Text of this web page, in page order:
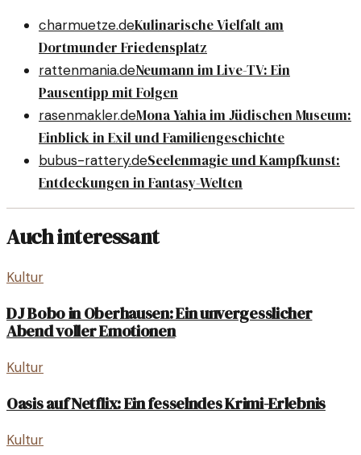
charmuetze.deKulinarische Vielfalt am
Dortmunder Friedensplatz
rattenmania.deNeumann im Live-TV: Ein
Pausentipp mit Folgen
rasenmakler.deMona Yahia im Jüdischen Museum:
Einblick in Exil und Familiengeschichte
bubus-rattery.deSeelenmagie und Kampfkunst:
Entdeckungen in Fantasy-Welten
Auch interessant
Kultur
DJ Bobo in Oberhausen: Ein unvergesslicher
Abend voller Emotionen
Kultur
Oasis auf Netflix: Ein fesselndes Krimi-Erlebnis
Kultur